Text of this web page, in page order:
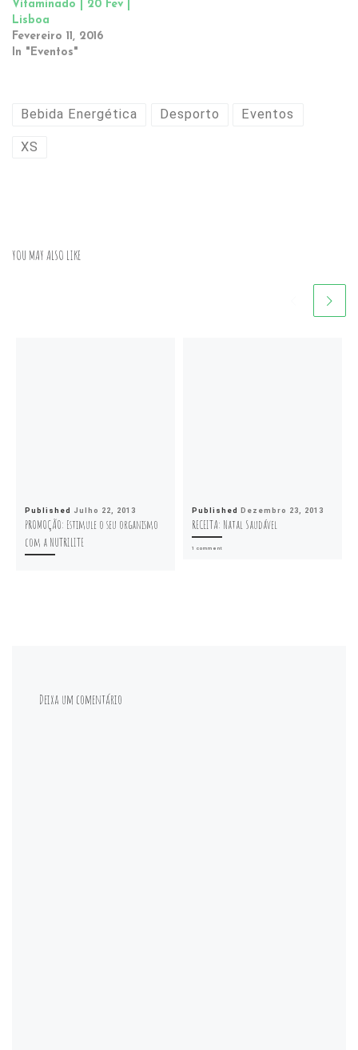
Vitaminado | 20 Fev |
Lisboa
Fevereiro 11, 2016
In "Eventos"
Bebida Energética Desporto Eventos
XS
YOU MAY ALSO LIKE
Published Julho 22, 2013
PROMOÇÃO: Estimule o seu organismo
com a NUTRILITE
Published Dezembro 23, 2013
RECEITA: Natal Saudável
1 comment
Deixa um comentário